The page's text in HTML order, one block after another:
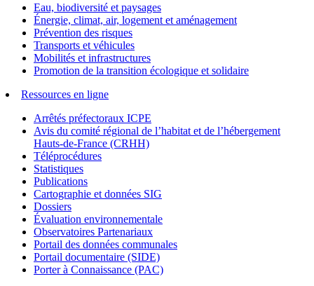
Eau, biodiversité et paysages
Énergie, climat, air, logement et aménagement
Prévention des risques
Transports et véhicules
Mobilités et infrastructures
Promotion de la transition écologique et solidaire
Ressources en ligne
Arrêtés préfectoraux ICPE
Avis du comité régional de l’habitat et de l’hébergement
Hauts-de-France (CRHH)
Téléprocédures
Statistiques
Publications
Cartographie et données SIG
Dossiers
Évaluation environnementale
Observatoires Partenariaux
Portail des données communales
Portail documentaire (SIDE)
Porter à Connaissance (PAC)